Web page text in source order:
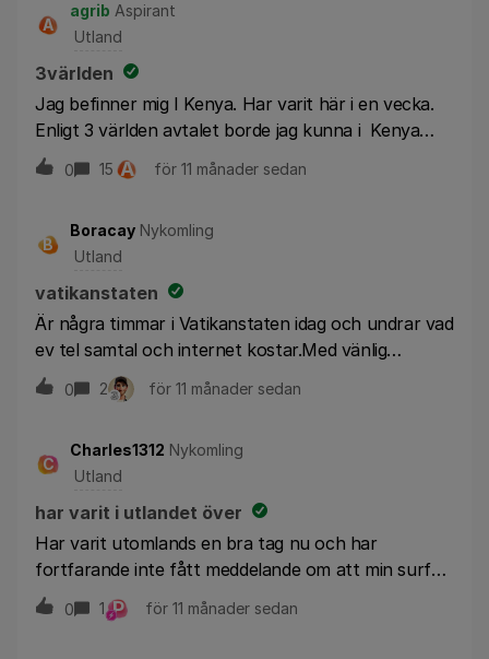
A
agrib Aspirant
Utland
3världen
Jag befinner mig I Kenya. Har varit här i en vecka.
Enligt 3 världen avtalet borde jag kunna i Kenya
och tillbaka till Sverige som vanligt. Just nu kan jag
bara ringa inom Kenya men inte till Sverige.I
Sverige. Sedan dess kan jag inte ringer mer till
Sverige. För det första jag kan inte höra om det
ringer till Sverige, det bara skramlar konstig ljud i
telefonen. För det andra den som jag ringer i Sverige
kan inte höra mig och det låter som jag är i
havsbotten enligt beskrivning. För det tredje jag hör
inget om den jag ringer har svarat men jag kan se i
tidsräkning. Jag har haft live chat från tre olika
anställda från Tel 3 har fått alla möjliga förslag.
Starta om telefonen, slå på Wifi samtal, slå på data
rosling, ta bort automatiskt nätverk anslutning. Har
försökt med förslag och problemet är kvar- JAG
KAN INTE RINGA TILL SVERIGE. Jag fick ett
nummer från Live chat + 46733333000-
0 15 A för 11 månader sedan
B
Boracay Nykomling
Utland
vatikanstaten
Är några timmar i Vatikanstaten idag och undrar vad
ev tel samtal och internet kostar.Med vänlig
hälsning, ANDERS
0 2 för 11 månader sedan
C
Charles1312 Nykomling
Utland
har varit i utlandet över
Har varit utomlands en bra tag nu och har
fortfarande inte fått meddelande om att min surf
har uppfyllt vistelse tiden. Hur vet jag när det
händer?
0 1 P för 11 månader sedan